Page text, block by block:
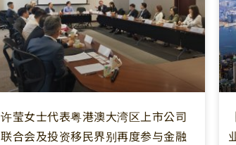
许莹女士代表粤港澳大湾区上市公司
联合会及投资移民界别再度参与金融